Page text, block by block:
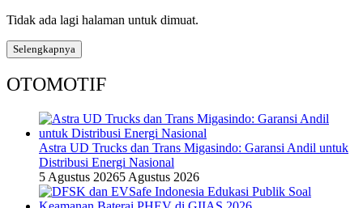
Tidak ada lagi halaman untuk dimuat.
Selengkapnya
OTOMOTIF
Astra UD Trucks dan Trans Migasindo: Garansi Andil untuk
Distribusi Energi Nasional
5 Agustus 20265 Agustus 2026